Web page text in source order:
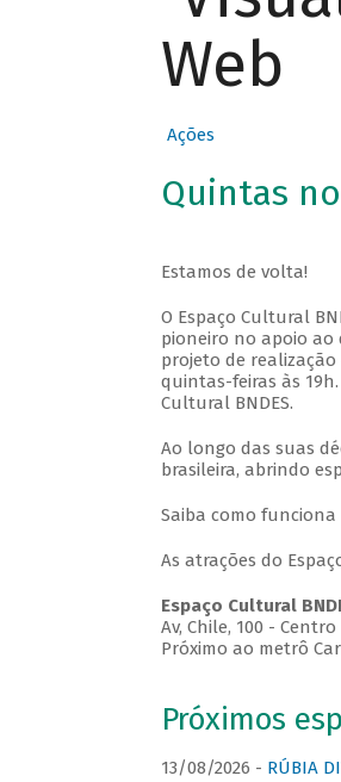
Web
Ações
Quintas
Estamos de volta!
O Espaço Cultural
pioneiro no apoio ao
projeto de
quintas-feiras às
Cultural BNDES.
Ao longo das suas
brasileira, abrindo
Saiba como funciona
As atrações do
Espaço Cultural
Av, Chile, 100 - Centro
Próximo ao metrô
Próximos
13/08/2026 - RÚBIA